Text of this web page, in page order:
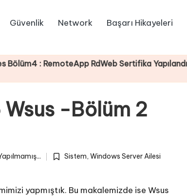
Güvenlik Network Başarı Hikayeleri
RdWeb Sertifika Yapılandırması
-Bölüm 2
Posted
Sistem, Windows Server Ailesi
yapmıştık. Bu makalemizde ise Wsus